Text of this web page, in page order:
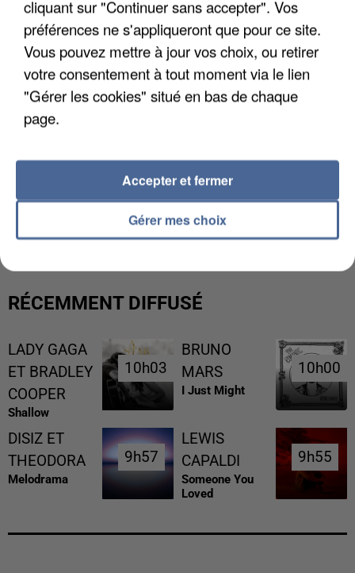
L’UN DES FONDATEURS SUPPOSÉS DE LA DZ
MAFIA INTERPELLÉ EN ALGÉRIE
RÉCEMMENT DIFFUSÉ
LADY GAGA
ET BRADLEY
COOPER
Shallow
10h03
10h03
BRUNO
MARS
I Just Might
10h00
10h00
DISIZ ET
THEODORA
Melodrama
9h57
9h57
LEWIS
CAPALDI
Someone You
Loved
9h55
9h55
cliquant sur "Continuer sans accepter". Vos
préférences ne s'appliqueront que pour ce site.
Vous pouvez mettre à jour vos choix, ou retirer
votre consentement à tout moment via le lien
"Gérer les cookies" situé en bas de chaque
page.
Gérer mes choix
Accepter et fermer